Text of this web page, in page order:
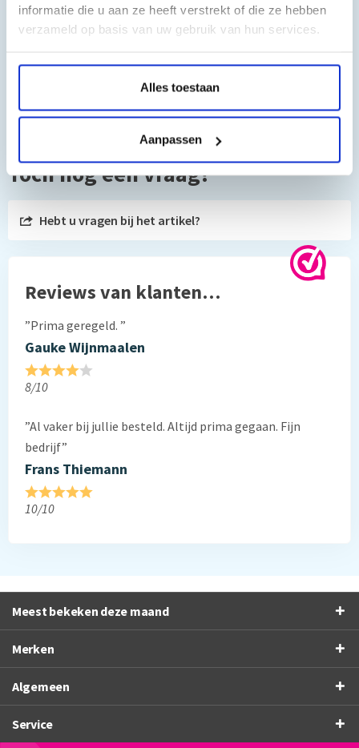
informatie die u aan ze heeft verstrekt of die ze hebben
verzameld op basis van uw gebruik van hun services.
Alles toestaan
Aanpassen
1 x Grijs 70 ml Dye inkt
1 x Rood 70 ml Dye inkt
Deze vullingen zijn geschikt voor de volgende printers:
Canon PIXMA G550
Toch nog een vraag?
Hebt u vragen bij het artikel?
Reviews van klanten…
”Prima geregeld. ”
Gauke Wijnmaalen
8/10
”Al vaker bij jullie besteld. Altijd prima gegaan. Fijn
bedrijf”
Frans Thiemann
10/10
Meest bekeken deze maand
Merken
Algemeen
Service